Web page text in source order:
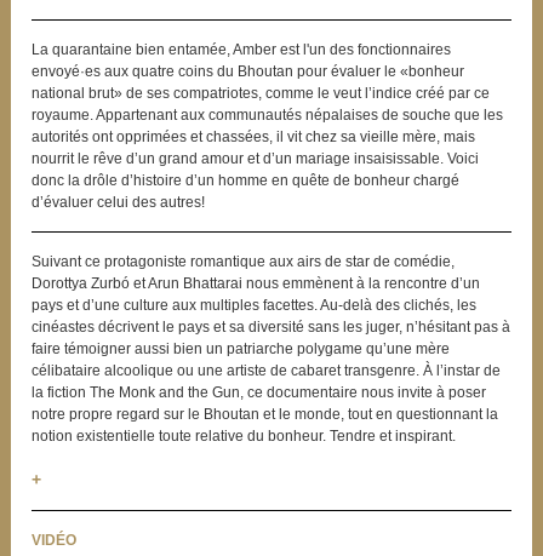
La quarantaine bien entamée, Amber est l'un des fonctionnaires
envoyé·es aux quatre coins du Bhoutan pour évaluer le «bonheur
national brut» de ses compatriotes, comme le veut l’indice créé par ce
royaume. Appartenant aux communautés népalaises de souche que les
autorités ont opprimées et chassées, il vit chez sa vieille mère, mais
nourrit le rêve d’un grand amour et d’un mariage insaisissable. Voici
donc la drôle d’histoire d’un homme en quête de bonheur chargé
d’évaluer celui des autres!
Suivant ce protagoniste romantique aux airs de star de comédie,
Dorottya Zurbó et Arun Bhattarai nous emmènent à la rencontre d’un
pays et d’une culture aux multiples facettes. Au-delà des clichés, les
cinéastes décrivent le pays et sa diversité sans les juger, n’hésitant pas à
faire témoigner aussi bien un patriarche polygame qu’une mère
célibataire alcoolique ou une artiste de cabaret transgenre. À l’instar de
la fiction The Monk and the Gun, ce documentaire nous invite à poser
notre propre regard sur le Bhoutan et le monde, tout en questionnant la
notion existentielle toute relative du bonheur. Tendre et inspirant.
+
VIDÉO